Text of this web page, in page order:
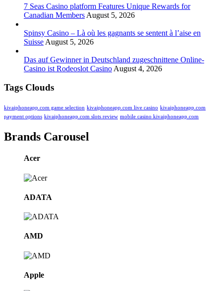
7 Seas Casino platform Features Unique Rewards for
Canadian Members August 5, 2026
Spinsy Casino – Là où les gagnants se sentent à l’aise en
Suisse August 5, 2026
Das auf Gewinner in Deutschland zugeschnittene Online-
Casino ist Rodeoslot Casino August 4, 2026
Tags Clouds
kivaiphoneapp.com game selection kivaiphoneapp.com live casino kivaiphoneapp.com
payment options kivaiphoneapp.com slots review mobile casino kivaiphoneapp.com
Brands Carousel
Acer
ADATA
AMD
Apple